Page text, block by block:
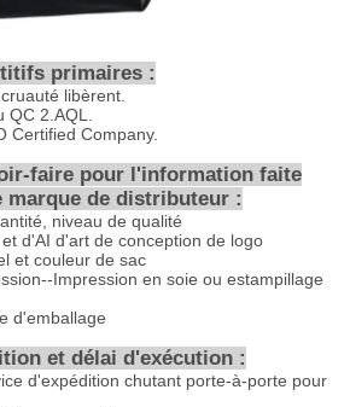
primaires :
libèrent.
2.AQL.
Certified Company.
faire pour l'information faite
marque de distributeur :
niveau de qualité
d'AI d'art de conception de logo
et couleur de sac
Impression en soie ou estampillage
d'emballage
et délai d'exécution :
d'expédition chutant porte-à-porte pour